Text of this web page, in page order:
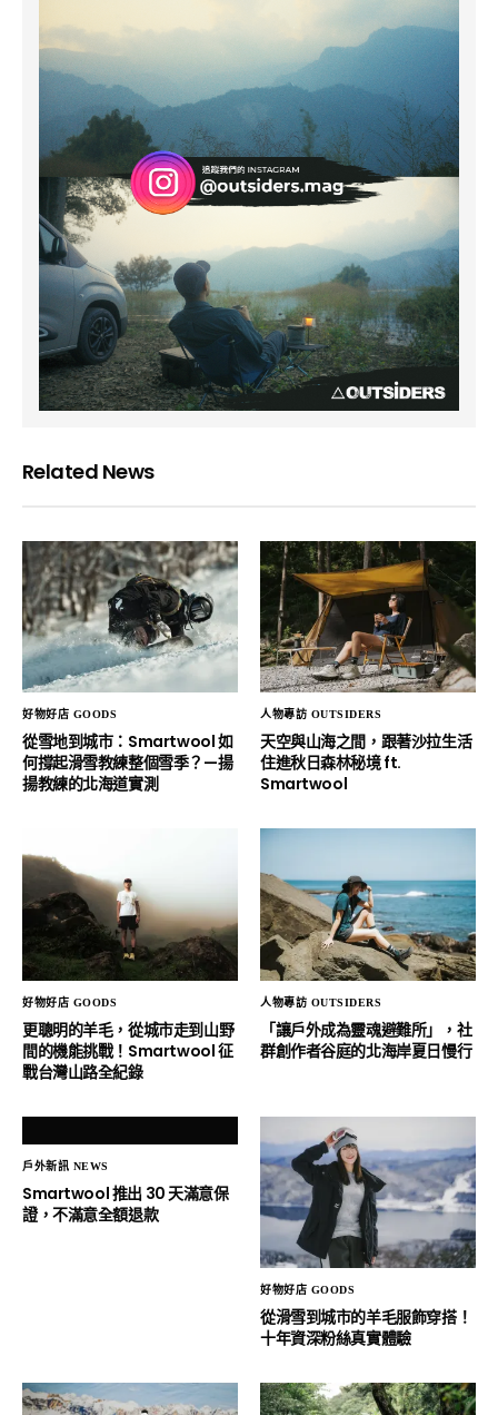
Related News
好物好店 GOODS
從雪地到城市：Smartwool 如
何撐起滑雪教練整個雪季？—揚
揚教練的北海道實測
人物專訪 OUTSIDERS
天空與山海之間，跟著沙拉生活
住進秋日森林秘境 ft.
Smartwool
好物好店 GOODS
更聰明的羊毛，從城市走到山野
間的機能挑戰！Smartwool 征
戰台灣山路全紀錄
人物專訪 OUTSIDERS
「讓戶外成為靈魂避難所」，社
群創作者谷庭的北海岸夏日慢行
戶外新訊 NEWS
Smartwool 推出 30 天滿意保
證，不滿意全額退款
好物好店 GOODS
從滑雪到城市的羊毛服飾穿搭！
十年資深粉絲真實體驗